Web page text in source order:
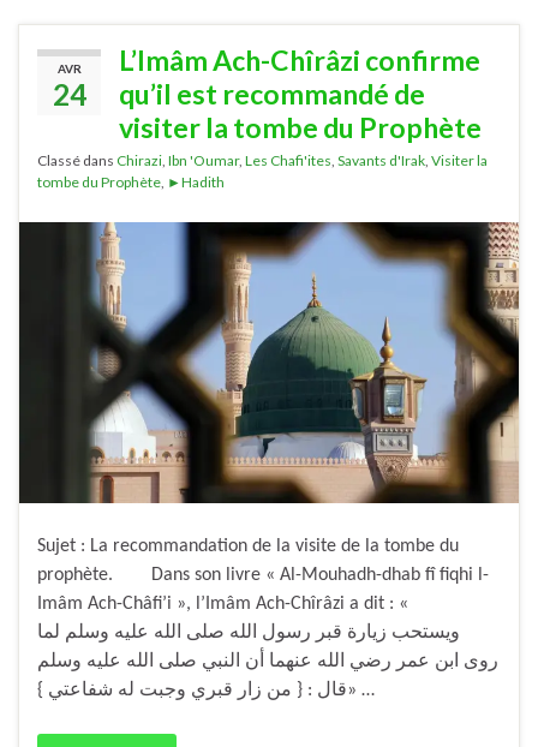
AVR
24
L’Imâm Ach-Chîrâzi confirme
qu’il est recommandé de
visiter la tombe du Prophète
Classé dans Chirazi, Ibn 'Oumar, Les Chafi'ites, Savants d'Irak, Visiter la
tombe du Prophète, ►Hadith
Sujet : La recommandation de la visite de la tombe du
prophète. Dans son livre « Al-Mouhadh-dhab fî fiqhi l-
Imâm Ach-Châfi’i », l’Imâm Ach-Chîrâzi a dit : «
ويستحب زيارة قبر رسول الله صلى الله عليه وسلم لما
روى ابن عمر رضي الله عنهما أن النبي صلى الله عليه وسلم
قال : { من زار قبري وجبت له شفاعتي }» …